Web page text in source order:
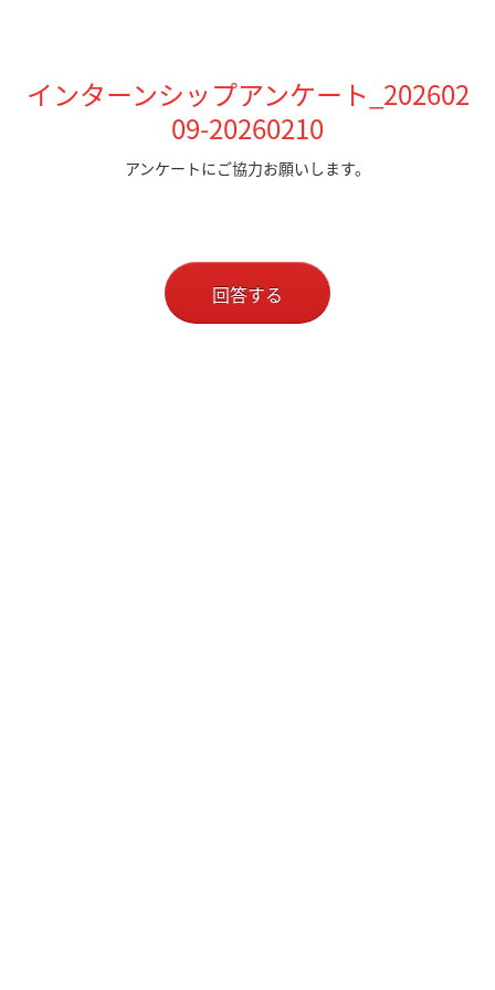
インターンシップアンケート_202602
09-20260210
アンケートにご協力お願いします。
回答する